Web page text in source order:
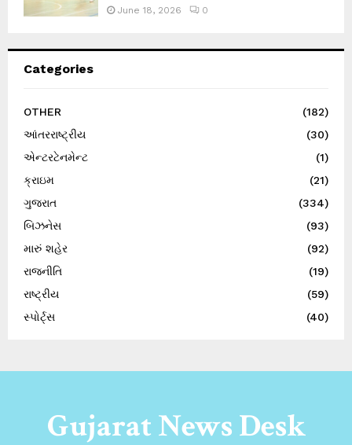
June 18, 2026 0
Categories
OTHER
(182)
આંતરરાષ્ટ્રીય
(30)
એન્ટરટેનમેન્ટ
(1)
ક્રાઇમ
(21)
ગુજરાત
(334)
બિઝનેસ
(93)
મારું શહેર
(92)
રાજનીતિ
(19)
રાષ્ટ્રીય
(59)
સ્પોર્ટ્સ
(40)
Gujarat News Desk